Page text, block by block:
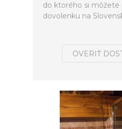
do ktorého si môžete
dovolenku na
OVERIŤ